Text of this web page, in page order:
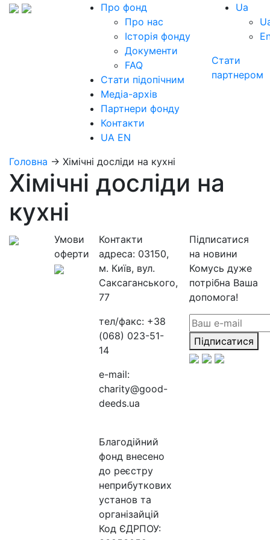
Про фонд
Про нас
Історія фонду
Документи
FAQ
Стати підопічним
Медіа-архів
Партнери фонду
Контакти
UA EN
Ua
Стати
партнером
Головна → Хімічні досліди на кухні
Хімічні досліди на
кухні
Умови
оферти
Контакти
адреса: 03150,
м. Київ, вул.
Саксаганського,
77
тел/факс: +38
(068) 023-51-
14
e-mail:
charity@good-
deeds.ua
Благодійний
фонд внесено
до реєстру
неприбуткових
установ та
організайцій
Код ЄДРПОУ:
Підписатися
на новини
Комусь дуже
потрібна Ваша
допомога!
Підписатися